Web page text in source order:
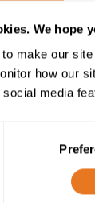
We hope
make our
how our
media
19/33 kV